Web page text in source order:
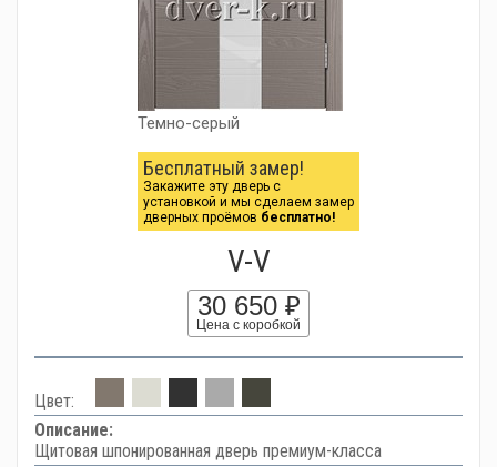
Темно-серый
Бесплатный замер!
Закажите эту дверь с
установкой и мы сделаем замер
дверных проёмов бесплатно!
V-V
30 650 ₽
Цена с коробкой
Цвет:
Описание:
Щитовая шпонированная дверь премиум-класса